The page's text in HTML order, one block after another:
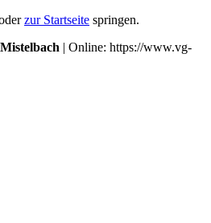
zur Startseite springen.
| Online: https://www.vg-